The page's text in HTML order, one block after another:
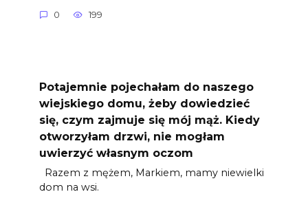
0 199
Potajemnie pojechałam do naszego
wiejskiego domu, żeby dowiedzieć
się, czym zajmuje się mój mąż. Kiedy
otworzyłam drzwi, nie mogłam
uwierzyć własnym oczom
Razem z mężem, Markiem, mamy niewielki
dom na wsi.